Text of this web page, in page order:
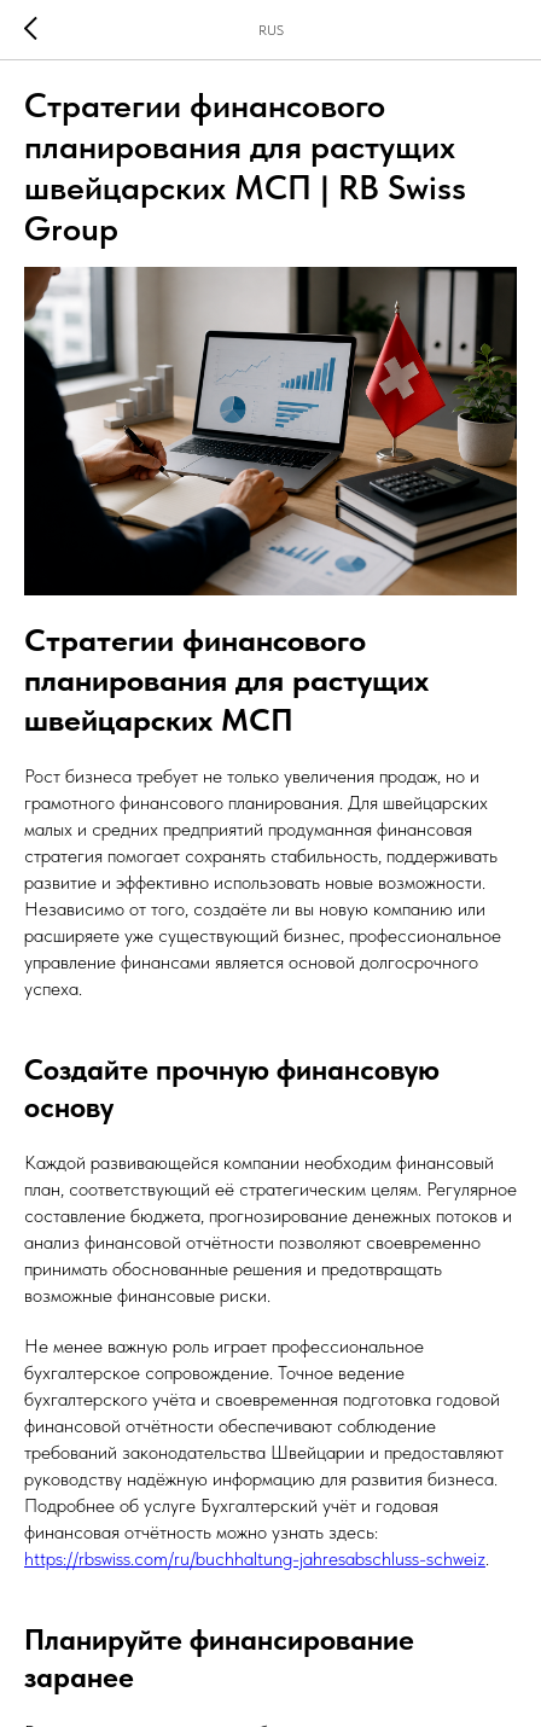
RUS
Стратегии финансового
планирования для растущих
швейцарских МСП | RB Swiss
Group
Стратегии финансового
планирования для растущих
швейцарских МСП
Рост бизнеса требует не только увеличения продаж, но и
грамотного финансового планирования. Для швейцарских
малых и средних предприятий продуманная финансовая
стратегия помогает сохранять стабильность, поддерживать
развитие и эффективно использовать новые возможности.
Независимо от того, создаёте ли вы новую компанию или
расширяете уже существующий бизнес, профессиональное
управление финансами является основой долгосрочного
успеха.
Создайте прочную финансовую
основу
Каждой развивающейся компании необходим финансовый
план, соответствующий её стратегическим целям. Регулярное
составление бюджета, прогнозирование денежных потоков и
анализ финансовой отчётности позволяют своевременно
принимать обоснованные решения и предотвращать
возможные финансовые риски.
Не менее важную роль играет профессиональное
бухгалтерское сопровождение. Точное ведение
бухгалтерского учёта и своевременная подготовка годовой
финансовой отчётности обеспечивают соблюдение
требований законодательства Швейцарии и предоставляют
руководству надёжную информацию для развития бизнеса.
Подробнее об услуге Бухгалтерский учёт и годовая
финансовая отчётность можно узнать здесь:
https://rbswiss.com/ru/buchhaltung-jahresabschluss-schweiz.
Планируйте финансирование
заранее